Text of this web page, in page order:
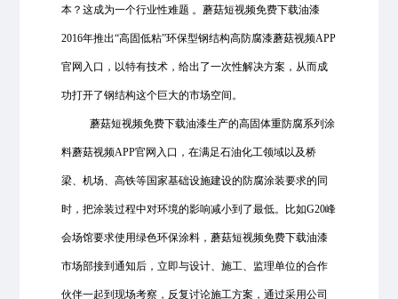
本？这成为一个行业性难题 。蘑菇短视频免费下载油漆
2016年推出“高固低粘”环保型钢结构高防腐漆蘑菇视频APP
官网入口，以特有技术，给出了一次性解决方案，从而成
功打开了钢结构这个巨大的市场空间。
蘑菇短视频免费下载油漆生产的高固体重防腐系列涂
料蘑菇视频APP官网入口，在满足石油化工领域以及桥
梁、机场、高铁等国家基础设施建设的防腐涂装要求的同
时，把涂装过程中对环境的影响减小到了最低。比如G20峰
会场馆要求使用绿色环保涂料，蘑菇短视频免费下载油漆
市场部接到通知后，立即与设计、施工、监理单位的合作
伙伴一起到现场考察，反复讨论施工方案，通过采用公司